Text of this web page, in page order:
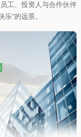
工、投资人与合作伙伴
”的远景。